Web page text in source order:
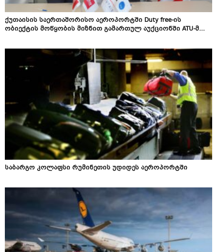
ქუთაისის საერთაშორისო აეროპორტში Duty free-ის
ობიექტის მოწყობის მიზნით გამართულ აუქციონში ATU-მ...
საბარგო კოლაფსი რუმინეთის უდიდეს აეროპორტში